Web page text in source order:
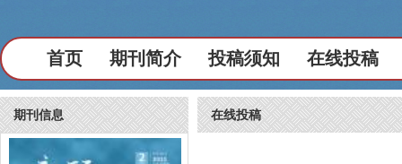
首页 期刊简介 投稿须知 在线投稿
期刊信息 在线投稿